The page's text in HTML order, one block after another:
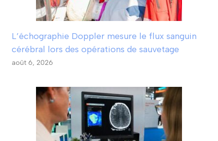
L’échographie Doppler mesure le flux sanguin
cérébral lors des opérations de sauvetage
août 6, 2026